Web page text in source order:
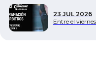
23 JUL 2026
Entre el